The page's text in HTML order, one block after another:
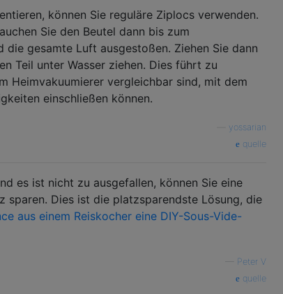
können Sie reguläre Ziplocs verwenden.
Sie den Beutel dann bis zum
die gesamte Luft ausgestoßen. Ziehen Sie dann
Teil unter Wasser ziehen. Dies führt zu
Heimvakuumierer vergleichbar sind, mit dem
einschließen können.
yossarian
quelle
es ist nicht zu ausgefallen, können Sie eine
sparen. Dies ist die platzsparendste Lösung, die
aus einem Reiskocher eine DIY-Sous-Vide-
Peter V
quelle